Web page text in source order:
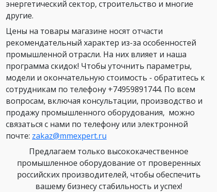
энергетический сектор, строительство и многие
другие.
Цены на товары магазине носят отчасти
рекомендательный характер из-за особенностей
промышленной отрасли. На них влияет и наша
программа скидок! Чтобы уточнить параметры,
модели и окончательную стоимость - обратитесь к
сотрудникам по телефону +74959891744. По всем
вопросам, включая консультации, производство и
продажу промышленного оборудования, можно
связаться с нами по телефону или электронной
почте: zakaz@mmexpert.ru
Предлагаем только высококачественное
промышленное оборудование от проверенных
российских производителей, чтобы обеспечить
вашему бизнесу стабильность и успех!